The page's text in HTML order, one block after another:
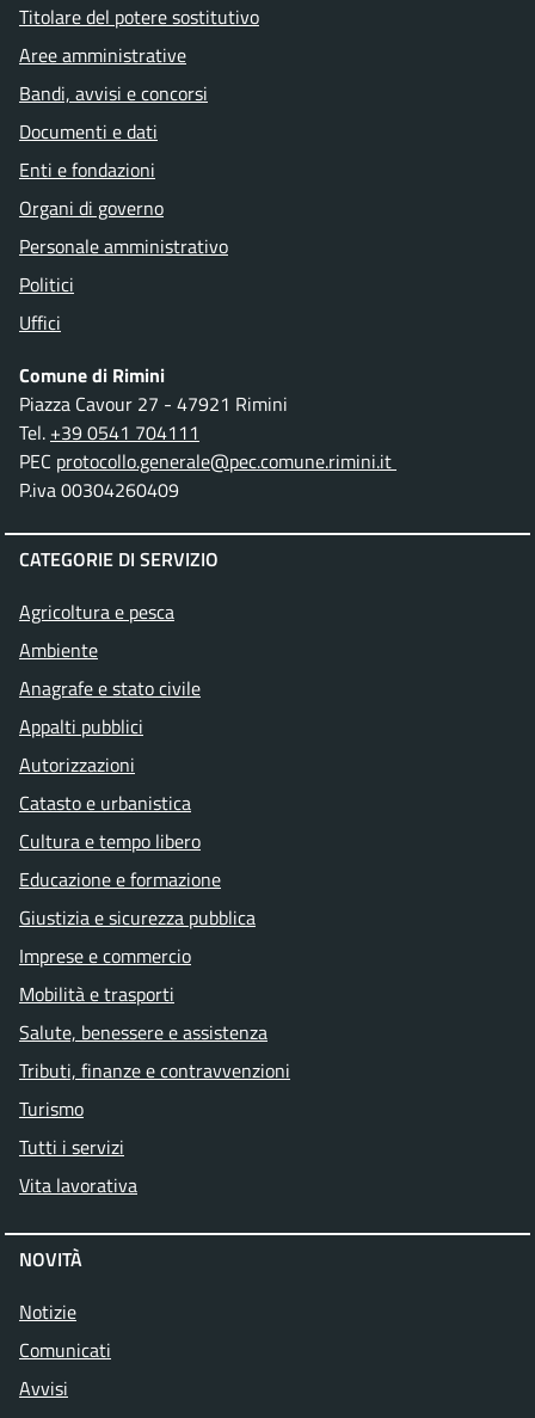
Titolare del potere sostitutivo
Aree amministrative
Bandi, avvisi e concorsi
Documenti e dati
Enti e fondazioni
Organi di governo
Personale amministrativo
Politici
Uffici
Comune di Rimini
Piazza Cavour 27 - 47921 Rimini
Tel. +39 0541 704111
PEC protocollo.generale@pec.comune.rimini.it
P.iva 00304260409
CATEGORIE DI SERVIZIO
Agricoltura e pesca
Ambiente
Anagrafe e stato civile
Appalti pubblici
Autorizzazioni
Catasto e urbanistica
Cultura e tempo libero
Educazione e formazione
Giustizia e sicurezza pubblica
Imprese e commercio
Mobilità e trasporti
Salute, benessere e assistenza
Tributi, finanze e contravvenzioni
Turismo
Tutti i servizi
Vita lavorativa
NOVITÀ
Notizie
Comunicati
Avvisi